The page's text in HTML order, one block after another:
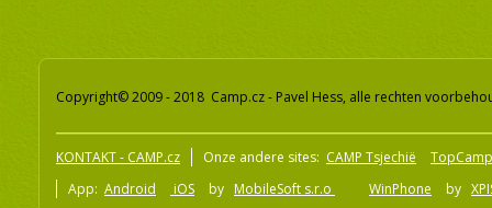
Copyright© 2009 - 2018 Camp.cz - Pavel Hess, alle rechten
KONTAKT - CAMP.cz Onze andere sites: CAMP Tsjechië
App: Android iOS by MobileSoft s.r.o WinPhone by